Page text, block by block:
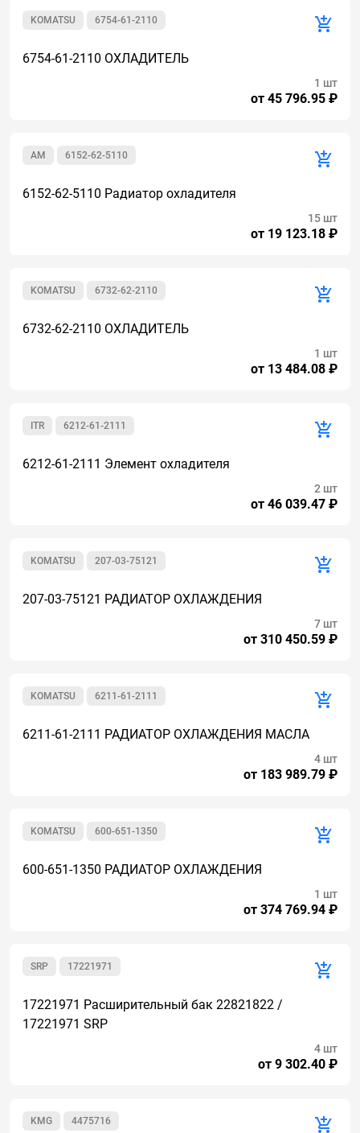
6754-61-2110
KOMATSU
6754-61-2110 ОХЛАДИТЕЛЬ
от 45 796.95 ₽
1 шт
6152-62-5110
AM
6152-62-5110 Радиатор охладителя
от 19 123.18 ₽
15 шт
6732-62-2110
KOMATSU
6732-62-2110 ОХЛАДИТЕЛЬ
от 13 484.08 ₽
1 шт
6212-61-2111
ITR
6212-61-2111 Элемент охладителя
от 46 039.47 ₽
2 шт
207-03-75121
KOMATSU
207-03-75121 РАДИАТОР ОХЛАЖДЕНИЯ
от 310 450.59 ₽
7 шт
6211-61-2111
KOMATSU
6211-61-2111 РАДИАТОР ОХЛАЖДЕНИЯ МАСЛА
от 183 989.79 ₽
4 шт
600-651-1350
KOMATSU
600-651-1350 РАДИАТОР ОХЛАЖДЕНИЯ
от 374 769.94 ₽
1 шт
17221971
SRP
17221971 Расширительный бак 22821822 /
17221971 SRP
от 9 302.40 ₽
4 шт
4475716
KMG